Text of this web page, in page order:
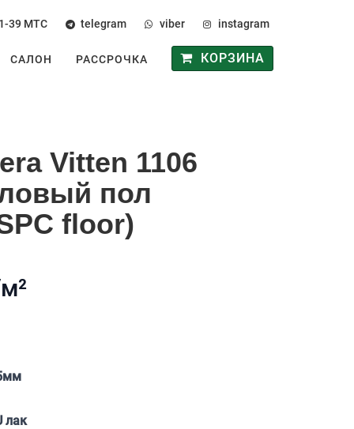
39 МТС telegram viber instagram
САЛОН РАССРОЧКА КОРЗИНА
Vitten 1106
пол
floor)
лак